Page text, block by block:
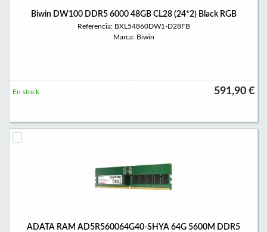
Biwin DW100 DDR5 6000 48GB CL28 (24*2) Black RGB
Referencia: BXL54860DW1-D28FB
Marca: Biwin
591,90 €
En stock
ADATA RAM AD5R560064G40-SHYA 64G 5600M DDR5